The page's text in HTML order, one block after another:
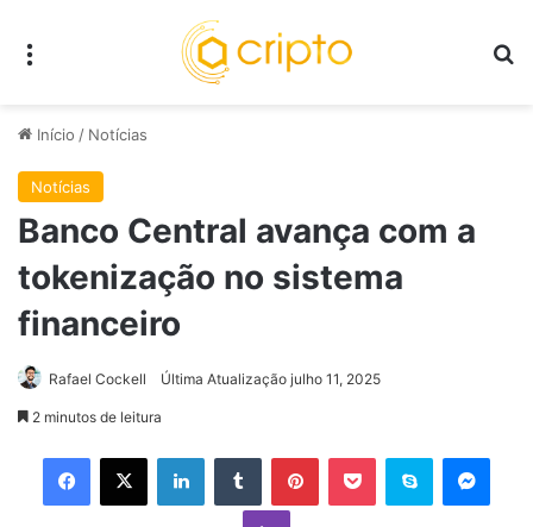
Início / Notícias
Notícias
Banco Central avança com a
tokenização no sistema
financeiro
Rafael Cockell Última Atualização julho 11, 2025
2 minutos de leitura
Facebook
X LinkedinTumblr PinterestPocket Skype
Viber